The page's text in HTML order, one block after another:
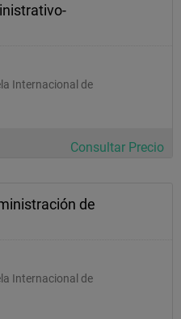
Internacional de
Consultar Precio
de
Internacional de